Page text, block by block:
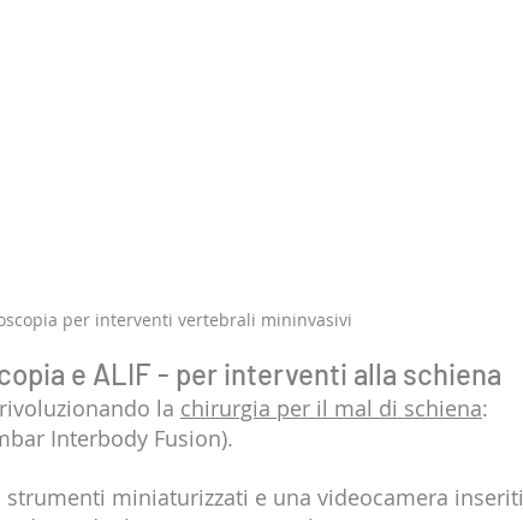
per interventi vertebrali mininvasivi
e ALIF - per interventi alla schiena
la chirurgia per il mal di schiena:
Interbody Fusion).
strumenti miniaturizzati e una videocamera inseriti